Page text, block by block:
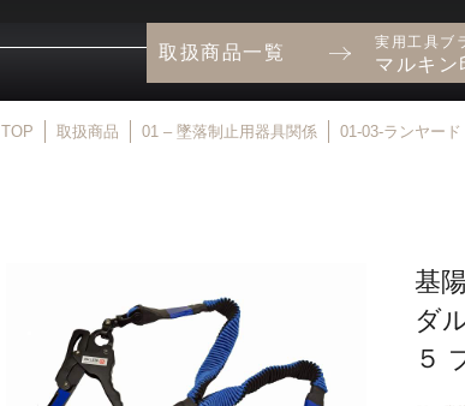
取扱商品一覧 実用工具ブ
マルキン
TOP 取扱商品 01 – 墜落制止用器具関係 01-03-ランヤード
基
ダ
５